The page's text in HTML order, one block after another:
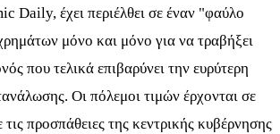
Daily, έχει περιέλθει σε έναν "φαύλο
μόνο και μόνο για να τραβήξει
που τελικά επιβαρύνει την ευρύτερη
Οι πόλεμοι τιμών έρχονται σε
τις προσπάθειες της κεντρικής κυβέρνησης